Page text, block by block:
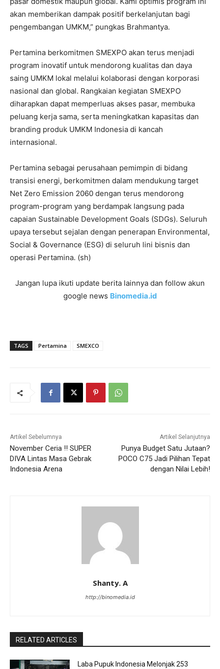
akan memberikan dampak positif berkelanjutan bagi
pengembangan UMKM,” pungkas Brahmantya.
Pertamina berkomitmen SMEXPO akan terus menjadi
program inovatif untuk mendorong kualitas dan daya
saing UMKM lokal melalui kolaborasi dengan korporasi
nasional dan global. Rangkaian kegiatan SMEXPO
diharapkan dapat memperluas akses pasar, membuka
peluang kerja sama, serta meningkatkan kapasitas dan
branding produk UMKM Indonesia di kancah
internasional.
Pertamina sebagai perusahaan pemimpin di bidang
transisi energi, berkomitmen dalam mendukung target
Net Zero Emission 2060 dengan terus mendorong
program-program yang berdampak langsung pada
capaian Sustainable Development Goals (SDGs). Seluruh
upaya tersebut sejalan dengan penerapan Environmental,
Social & Governance (ESG) di seluruh lini bisnis dan
operasi Pertamina. (sh)
Jangan lupa ikuti update berita lainnya dan follow akun
google news Binomedia.id
TAGS Pertamina SMEXCO
Artikel Sebelumnya
November Ceria !! SUPER
DIVA Lintas Masa Gebrak
Indonesia Arena
Artikel Selanjutnya
Punya Budget Satu Jutaan?
POCO C75 Jadi Pilihan Tepat
dengan Nilai Lebih!
Shanty. A
http://binomedia.id
RELATED ARTICLES
Laba Pupuk Indonesia Melonjak 253